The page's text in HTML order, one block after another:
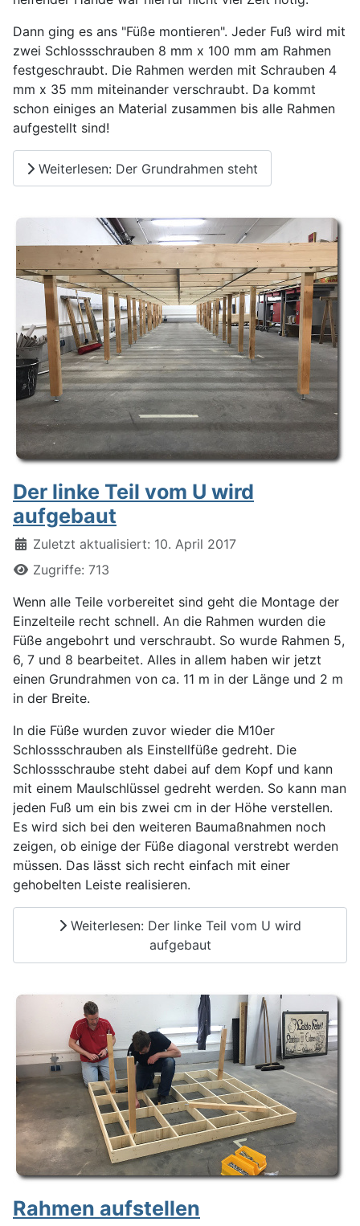
Dann ging es ans "Füße montieren". Jeder Fuß wird mit
zwei Schlossschrauben 8 mm x 100 mm am Rahmen
festgeschraubt. Die Rahmen werden mit Schrauben 4
mm x 35 mm miteinander verschraubt. Da kommt
schon einiges an Material zusammen bis alle Rahmen
aufgestellt sind!
Weiterlesen: Der Grundrahmen steht
Der linke Teil vom U wird
aufgebaut
DetailsZuletzt aktualisiert: 10. April 2017
Zugriffe: 713
Wenn alle Teile vorbereitet sind geht die Montage der
Einzelteile recht schnell. An die Rahmen wurden die
Füße angebohrt und verschraubt. So wurde Rahmen 5,
6, 7 und 8 bearbeitet. Alles in allem haben wir jetzt
einen Grundrahmen von ca. 11 m in der Länge und 2 m
in der Breite.
In die Füße wurden zuvor wieder die M10er
Schlossschrauben als Einstellfüße gedreht. Die
Schlossschraube steht dabei auf dem Kopf und kann
mit einem Maulschlüssel gedreht werden. So kann man
jeden Fuß um ein bis zwei cm in der Höhe verstellen.
Es wird sich bei den weiteren Baumaßnahmen noch
zeigen, ob einige der Füße diagonal verstrebt werden
müssen. Das lässt sich recht einfach mit einer
gehobelten Leiste realisieren.
Weiterlesen: Der linke Teil vom U wird
aufgebaut
Rahmen aufstellen